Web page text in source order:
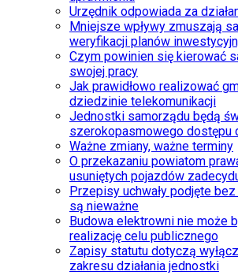
Urzędnik odpowiada za
Mniejsze wpływy zmuszają
weryfikacji planów
Czym powinien się kierować
swojej pracy
Jak prawidłowo realizować
dziedzinie telekomunikacji
Jednostki samorządu będą
szerokopasmowego dostępu
Ważne zmiany, ważne terminy
O przekazaniu powiatom
usuniętych pojazdów
Przepisy uchwały podjęte
są nieważne
Budowa elektrowni nie może
realizację celu publicznego
Zapisy statutu dotyczą
zakresu działania jednostki